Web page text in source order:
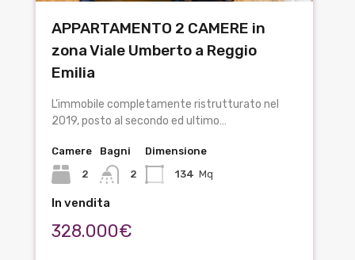
APPARTAMENTO 2 CAMERE in
zona Viale Umberto a Reggio
Emilia
L’immobile completamente ristrutturato nel
2019, posto al secondo ed ultimo…
Camere
2
Bagni
2
Dimensione
134 Mq
In vendita
328.000€